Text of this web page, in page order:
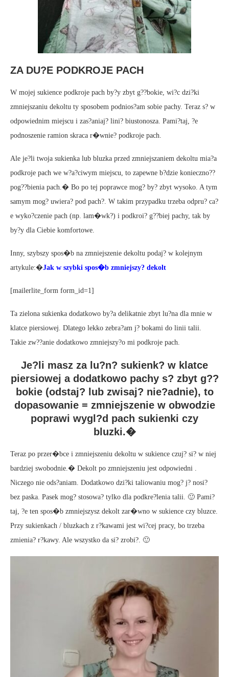
ZA DU?E PODKROJE PACH
W mojej sukience podkroje pach by?y zbyt g??bokie, wi?c dzi?ki
zmniejszaniu dekoltu ty sposobem podnios?am sobie pachy. Teraz s? w
odpowiednim miejscu i zas?aniaj? lini? biustonosza. Pami?taj, ?e
podnoszenie ramion skraca r�wnie? podkroje pach.
Ale je?li twoja sukienka lub bluzka przed zmniejszaniem dekoltu mia?a
podkroje pach we w?a?ciwym miejscu, to zapewne b?dzie konieczno??
pog??bienia pach.� Bo po tej poprawce mog? by? zbyt wysoko. A tym
samym mog? uwiera? pod pach?. W takim przypadku trzeba odpru? ca?
e wyko?czenie pach (np. lam�wk?) i podkroi? g??biej pachy, tak by
by?y dla Ciebie komfortowe.
Inny, szybszy spos�b na zmniejszenie dekoltu podaj? w kolejnym
artykule:�Jak w szybki spos�b zmniejszy? dekolt
[mailerlite_form form_id=1]
Ta zielona sukienka dodatkowo by?a delikatnie zbyt lu?na dla mnie w
klatce piersiowej. Dlatego lekko zebra?am j? bokami do linii talii.
Takie zw??anie dodatkowo zmniejszy?o mi podkroje pach.
Je?li masz za lu?n? sukienk? w klatce
piersiowej a dodatkowo pachy s? zbyt g??
bokie (odstaj? lub zwisaj? nie?adnie), to
dopasowanie = zmniejszenie w obwodzie
poprawi wygl?d pach sukienki czy
bluzki.�
Teraz po przer�bce i zmniejszeniu dekoltu w sukience czuj? si? w niej
bardziej swobodnie.� Dekolt po zmniejszeniu jest odpowiedni .
Niczego nie ods?aniam. Dodatkowo dzi?ki taliowaniu mog? j? nosi?
bez paska. Pasek mog? stosowa? tylko dla podkre?lenia talii. 🙂 Pami?
taj, ?e ten spos�b zmniejszysz dekolt zar�wno w sukience czy bluzce.
Przy sukienkach / bluzkach z r?kawami jest wi?cej pracy, bo trzeba
zmienia? r?kawy. Ale wszystko da si? zrobi?. 🙂